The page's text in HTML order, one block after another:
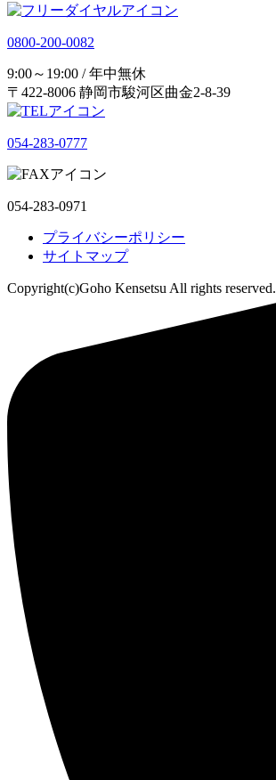
0800-200-0082
9:00～19:00 / 年中無休
〒422-8006 静岡市駿河区曲金2-8-39
054-283-0777
054-283-0971
プライバシーポリシー
サイトマップ
Copyright(c)Goho Kensetsu All rights reserved.